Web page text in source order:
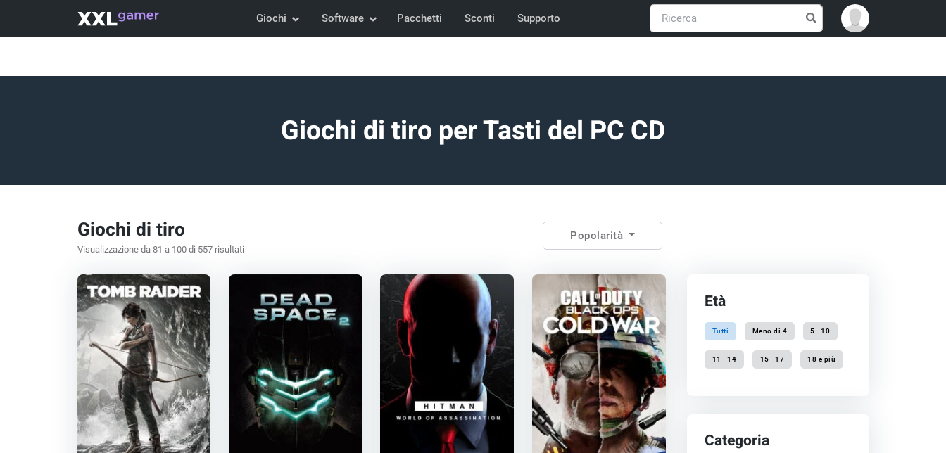
Giochi Software Pacchetti Sconti Supporto
Giochi di tiro per Tasti del PC CD
Giochi di tiro
Visualizzazione da 81 a 100 di 557 risultati
Popolarità
Età
Tutti Meno di 4 5 - 10
11 - 14 15 - 17 18 e più
Categoria